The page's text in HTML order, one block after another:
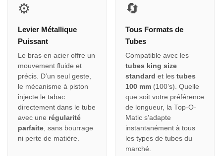
⚙
Levier Métallique
Puissant
Le bras en acier offre un
mouvement fluide et
précis. D’un seul geste,
le mécanisme à piston
injecte le tabac
directement dans le tube
avec une régularité
parfaite , sans bourrage
ni perte de matière.
🔄
Tous Formats de
Tubes
Compatible avec les
tubes king size
standard et les tubes
100 mm (100’s). Quelle
que soit votre préférence
de longueur, la Top-O-
Matic s’adapte
instantanément à tous
les types de tubes du
marché.